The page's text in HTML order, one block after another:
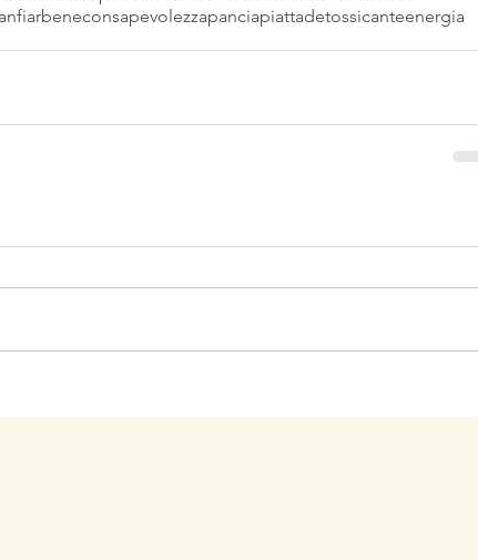
consapevolezzapanciapiattadetossicanteenergia